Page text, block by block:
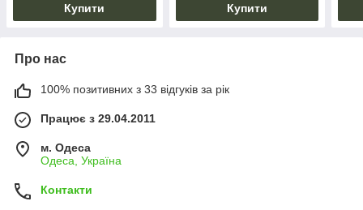
Купити Купити
Про нас
100% позитивних з 33 відгуків за рік
Працює з 29.04.2011
м. Одеса
Одеса, Україна
Контакти